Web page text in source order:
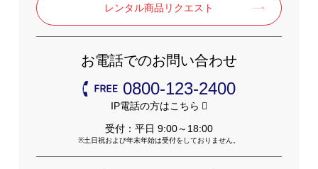
レンタル商品リクエスト
お電話でのお問い合わせ
0800-123-2400
IP電話の方はこちら
受付：平日 9:00～18:00
土日祝および年末年始は受付をしておりません。